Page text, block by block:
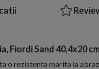
Fiordi Sand 40,4x20
o rezistenta marita la